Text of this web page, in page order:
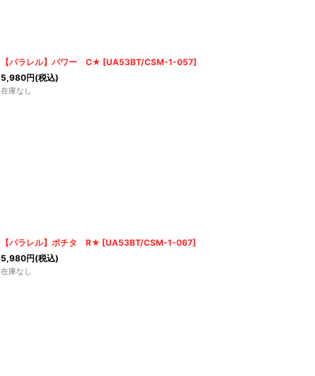
【パラレル】パワー C★ [UA53BT/CSM-1-057]
5,980円(税込)
在庫なし
【パラレル】ポチタ R★ [UA53BT/CSM-1-067]
5,980円(税込)
在庫なし